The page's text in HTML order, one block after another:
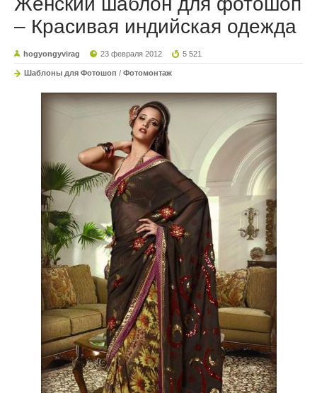
– Красивая индийская одежда
hogyongyvirag 23 февраля 2012 5 521
Шаблоны для Фотошоп / Фотомонтаж